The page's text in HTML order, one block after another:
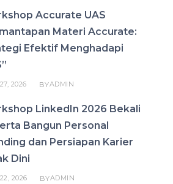
Accurate UAS
Materi Accurate:
Efektif Menghadapi
2026 BYADMIN
LinkedIn 2026 Bekali
Bangun Personal
dan Persiapan Karier
Dini
2026 BYADMIN